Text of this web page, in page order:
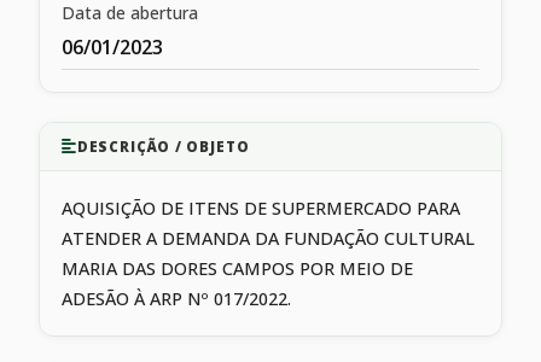
Data de abertura
06/01/2023
DESCRIÇÃO / OBJETO
AQUISIÇÃO DE ITENS DE SUPERMERCADO PARA
ATENDER A DEMANDA DA FUNDAÇÃO CULTURAL
MARIA DAS DORES CAMPOS POR MEIO DE
ADESÃO À ARP Nº 017/2022.